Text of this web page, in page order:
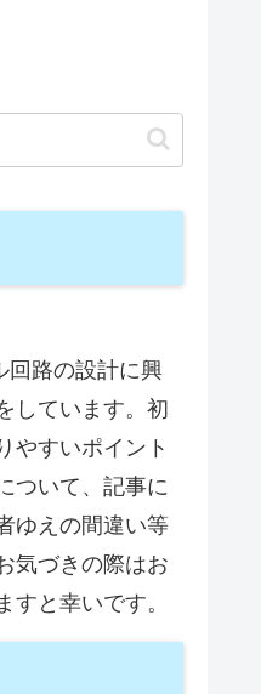
回路の設計に興
しています。初
やすいポイント
ついて、記事に
ゆえの間違い等
気づきの際はお
すと幸いです。